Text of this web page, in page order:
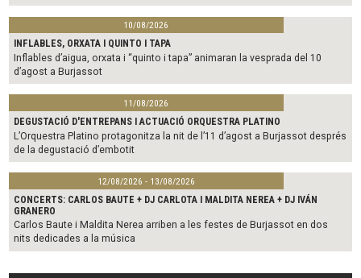
10/08/2026
INFLABLES, ORXATA I QUINTO I TAPA
Inflables d’aigua, orxata i “quinto i tapa” animaran la vesprada del 10
d’agost a Burjassot
11/08/2026
DEGUSTACIÓ D'ENTREPANS I ACTUACIÓ ORQUESTRA PLATINO
L’Orquestra Platino protagonitza la nit de l’11 d’agost a Burjassot després
de la degustació d’embotit
12/08/2026 - 13/08/2026
CONCERTS: CARLOS BAUTE + DJ CARLOTA I MALDITA NEREA + DJ IVÁN
GRANERO
Carlos Baute i Maldita Nerea arriben a les festes de Burjassot en dos
nits dedicades a la música